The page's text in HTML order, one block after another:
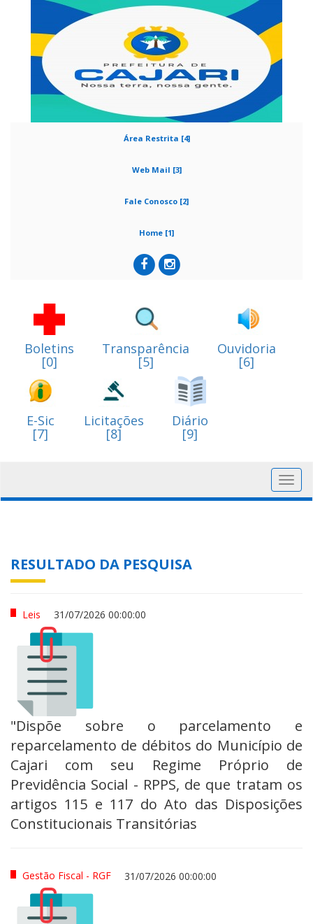
Área Restrita [4]
Web Mail [3]
Fale Conosco [2]
Home [1]
Boletins
[0]
Transparência
[5]
Ouvidoria
[6]
E-Sic
[7]
Licitações
[8]
Diário
[9]
RESULTADO DA PESQUISA
Leis 31/07/2026 00:00:00
"Dispõe sobre o parcelamento e
reparcelamento de débitos do Município de
Cajari com seu Regime Próprio de
Previdência Social - RPPS, de que tratam os
artigos 115 e 117 do Ato das Disposições
Constitucionais Transitórias
Gestão Fiscal - RGF 31/07/2026 00:00:00